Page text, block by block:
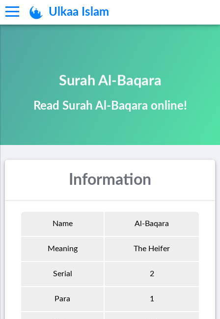
Ulkaa Islam
Surah Al-Baqara
Read Surah Al-Baqara online!
Information
Name Al-Baqara
Meaning The Heifer
Serial 2
Para 1